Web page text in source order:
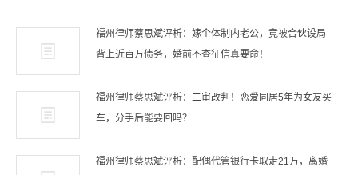
福州律师蔡思斌评析：嫁个体制内老公，竟被合伙设局
背上近百万债务，婚前不查征信真要命！
福州律师蔡思斌评析：二审改判！恋爱同居5年为女友买
车，分手后能要回吗？
福州律师蔡思斌评析：配偶代管银行卡取走21万，离婚